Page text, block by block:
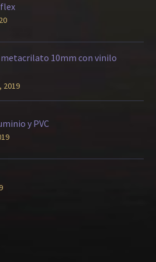
10mm con vinilo
2019
y PVC